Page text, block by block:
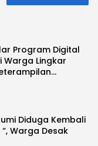
Program Digital
Warga Lingkar
LPP Butterfly
Diduga Kembali
Warga Desak